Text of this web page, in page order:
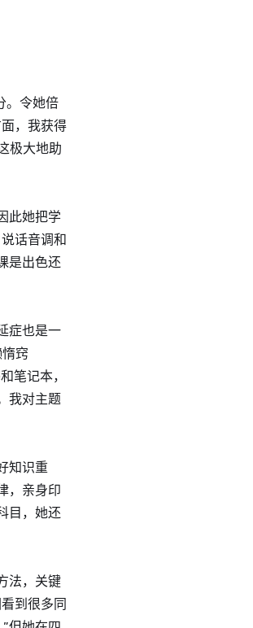
。令她倍
，我获得
极大地助
此她把学
话音调和
是出色还
症也是一
窍
笔记本，
我对主题
知识重
，亲身印
目，她还
法，关键
到很多同